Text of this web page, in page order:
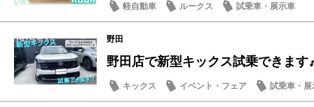
軽自動車 ルークス 試乗車・展示車
野田
野田店で新型キックス試乗できます
キックス イベント・フェア 試乗車・展